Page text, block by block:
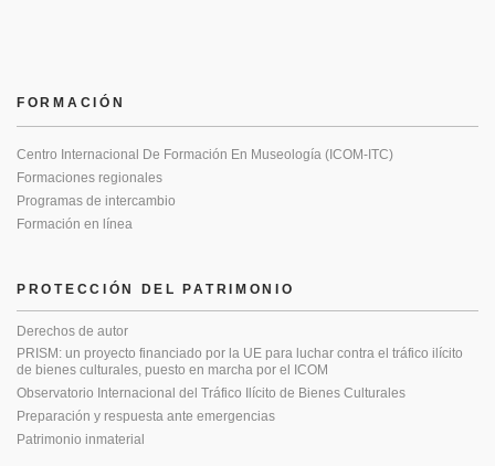
PROTECCIÓN DEL PATRIMONIO
Derechos de autor
PRISM: un proyecto financiado por la UE para luchar contra el tráfico ilícito
de bienes culturales, puesto en marcha por el ICOM
Observatorio Internacional del Tráfico Ilícito de Bienes Culturales
Preparación y respuesta ante emergencias
Patrimonio inmaterial
FORMACIÓN
Centro Internacional De Formación En Museología (ICOM-ITC)
Formaciones regionales
Programas de intercambio
Formación en línea